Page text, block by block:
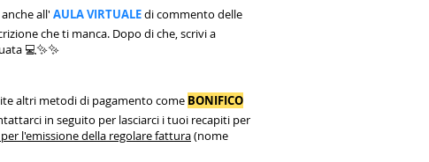
all' AULA VIRTUALEdi commento delle
che ti manca. Dopo di che, scrivi a
💻✨✨
altri metodi di pagamento come BONIFICO
in seguito per lasciarci i tuoi recapiti per
l'emissione della regolare fattura(nome